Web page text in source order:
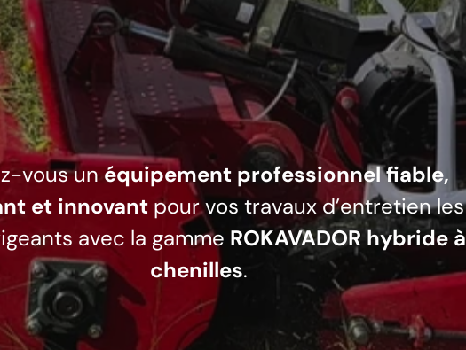
vous unéquipement professionnel fiable,
et innovantpour vos travaux d’entretien les
avec la gamme ROKAVADOR hybride à
chenilles.